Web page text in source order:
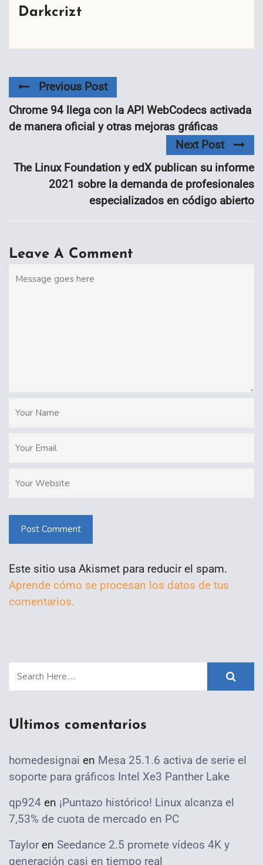
Darkcrizt
Previous Post
Chrome 94 llega con la API WebCodecs activada
de manera oficial y otras mejoras gráficas
Next Post
The Linux Foundation y edX publican su informe
2021 sobre la demanda de profesionales
especializados en código abierto
Leave A Comment
Post Comment
Este sitio usa Akismet para reducir el spam.
Aprende cómo se procesan los datos de tus
comentarios.
Ultimos comentarios
homedesignai en Mesa 25.1.6 activa de serie el
soporte para gráficos Intel Xe3 Panther Lake
qp924 en ¡Puntazo histórico! Linux alcanza el
7,53% de cuota de mercado en PC
Taylor en Seedance 2.5 promete vídeos 4K y
generación casi en tiempo real